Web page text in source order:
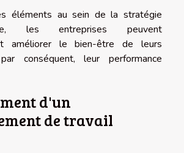
éléments au sein de la stratégie
les entreprises peuvent
améliorer le bien-être de leurs
conséquent, leur performance
d'un
de travail